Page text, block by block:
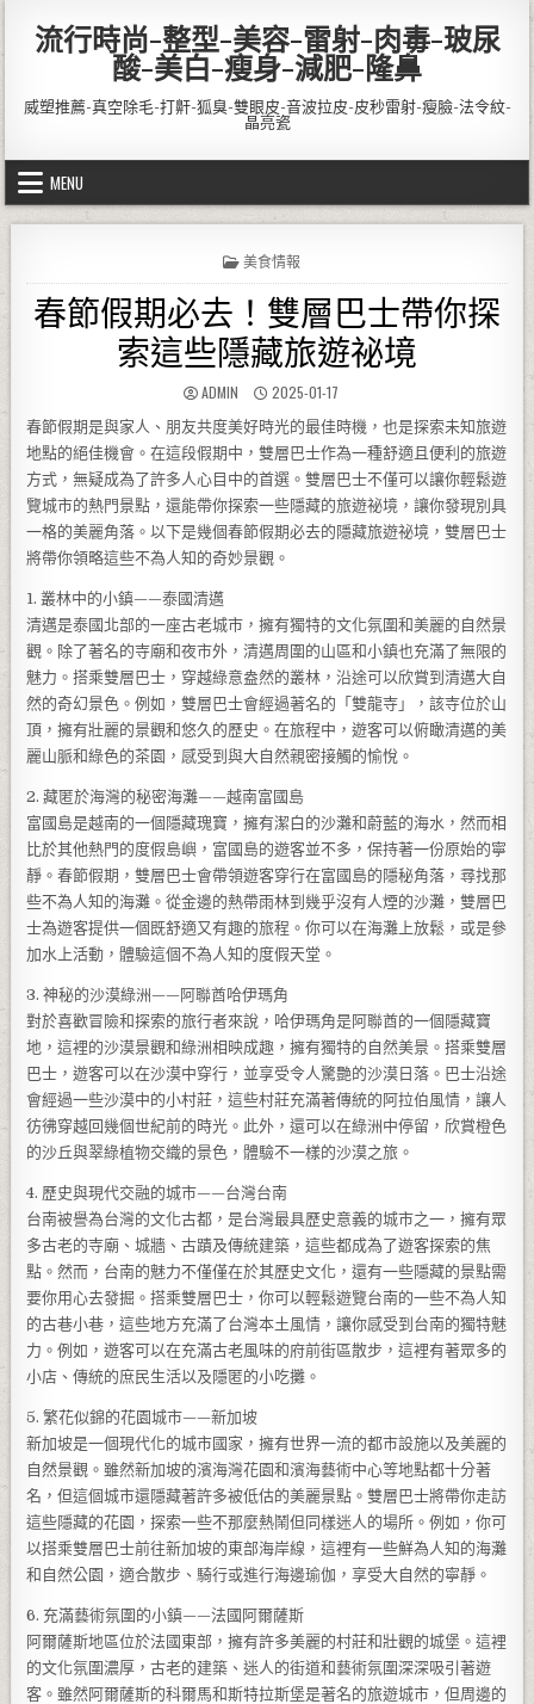
流行時尚-整型-美容-雷射-肉毒-玻尿
酸-美白-瘦身-減肥-隆鼻
威塑推薦-真空除毛-打鼾-狐臭-雙眼皮-音波拉皮-皮秒雷射-瘦臉-法令紋-
晶亮瓷
MENU
POSTED IN
美食情報
春節假期必去！雙層巴士帶你探
索這些隱藏旅遊祕境
AUTHOR:
ADMIN PUBLISHED DATE:
2025-01-17
春節假期是與家人、朋友共度美好時光的最佳時機，也是探索未知旅遊
地點的絕佳機會。在這段假期中，雙層巴士作為一種舒適且便利的旅遊
方式，無疑成為了許多人心目中的首選。雙層巴士不僅可以讓你輕鬆遊
覽城市的熱門景點，還能帶你探索一些隱藏的旅遊祕境，讓你發現別具
一格的美麗角落。以下是幾個春節假期必去的隱藏旅遊祕境，雙層巴士
將帶你領略這些不為人知的奇妙景觀。
1. 叢林中的小鎮——泰國清邁
清邁是泰國北部的一座古老城市，擁有獨特的文化氛圍和美麗的自然景
觀。除了著名的寺廟和夜市外，清邁周圍的山區和小鎮也充滿了無限的
魅力。搭乘雙層巴士，穿越綠意盎然的叢林，沿途可以欣賞到清邁大自
然的奇幻景色。例如，雙層巴士會經過著名的「雙龍寺」，該寺位於山
頂，擁有壯麗的景觀和悠久的歷史。在旅程中，遊客可以俯瞰清邁的美
麗山脈和綠色的茶園，感受到與大自然親密接觸的愉悅。
2. 藏匿於海灣的秘密海灘——越南富國島
富國島是越南的一個隱藏瑰寶，擁有潔白的沙灘和蔚藍的海水，然而相
比於其他熱門的度假島嶼，富國島的遊客並不多，保持著一份原始的寧
靜。春節假期，雙層巴士會帶領遊客穿行在富國島的隱秘角落，尋找那
些不為人知的海灘。從金邊的熱帶雨林到幾乎沒有人煙的沙灘，雙層巴
士為遊客提供一個既舒適又有趣的旅程。你可以在海灘上放鬆，或是參
加水上活動，體驗這個不為人知的度假天堂。
3. 神秘的沙漠綠洲——阿聯酋哈伊瑪角
對於喜歡冒險和探索的旅行者來說，哈伊瑪角是阿聯酋的一個隱藏寶
地，這裡的沙漠景觀和綠洲相映成趣，擁有獨特的自然美景。搭乘雙層
巴士，遊客可以在沙漠中穿行，並享受令人驚艷的沙漠日落。巴士沿途
會經過一些沙漠中的小村莊，這些村莊充滿著傳統的阿拉伯風情，讓人
彷彿穿越回幾個世紀前的時光。此外，還可以在綠洲中停留，欣賞橙色
的沙丘與翠綠植物交織的景色，體驗不一樣的沙漠之旅。
4. 歷史與現代交融的城市——台灣台南
台南被譽為台灣的文化古都，是台灣最具歷史意義的城市之一，擁有眾
多古老的寺廟、城牆、古蹟及傳統建築，這些都成為了遊客探索的焦
點。然而，台南的魅力不僅僅在於其歷史文化，還有一些隱藏的景點需
要你用心去發掘。搭乘雙層巴士，你可以輕鬆遊覽台南的一些不為人知
的古巷小巷，這些地方充滿了台灣本土風情，讓你感受到台南的獨特魅
力。例如，遊客可以在充滿古老風味的府前街區散步，這裡有著眾多的
小店、傳統的庶民生活以及隱匿的小吃攤。
5. 繁花似錦的花園城市——新加坡
新加坡是一個現代化的城市國家，擁有世界一流的都市設施以及美麗的
自然景觀。雖然新加坡的濱海灣花園和濱海藝術中心等地點都十分著
名，但這個城市還隱藏著許多被低估的美麗景點。雙層巴士將帶你走訪
這些隱藏的花園，探索一些不那麼熱鬧但同樣迷人的場所。例如，你可
以搭乘雙層巴士前往新加坡的東部海岸線，這裡有一些鮮為人知的海灘
和自然公園，適合散步、騎行或進行海邊瑜伽，享受大自然的寧靜。
6. 充滿藝術氛圍的小鎮——法國阿爾薩斯
阿爾薩斯地區位於法國東部，擁有許多美麗的村莊和壯觀的城堡。這裡
的文化氛圍濃厚，古老的建築、迷人的街道和藝術氛圍深深吸引著遊
客。雖然阿爾薩斯的科爾馬和斯特拉斯堡是著名的旅遊城市，但周邊的